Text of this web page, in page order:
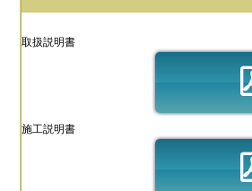
取扱説明書
施工説明書